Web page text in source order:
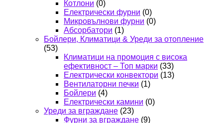
Котлони (0)
Електрически фурни (0)
Микровълнови фурни (0)
Абсорбатори (1)
Бойлери, Климатици & Уреди за отопление
(53)
Климатици на промоция с висока
ефективност – Топ марки (33)
Електрически конвектори (13)
Вентилаторни печки (1)
Бойлери (4)
Електрически камини (0)
Уреди за вграждане (23)
Фурни за вграждане (9)